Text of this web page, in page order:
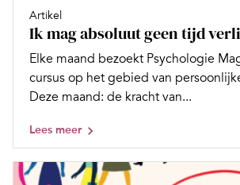
Artikel
Ik mag absoluut geen tijd
Elke maand bezoekt Psychologie
cursus op het gebied van
Deze maand: de kracht van...
Lees meer